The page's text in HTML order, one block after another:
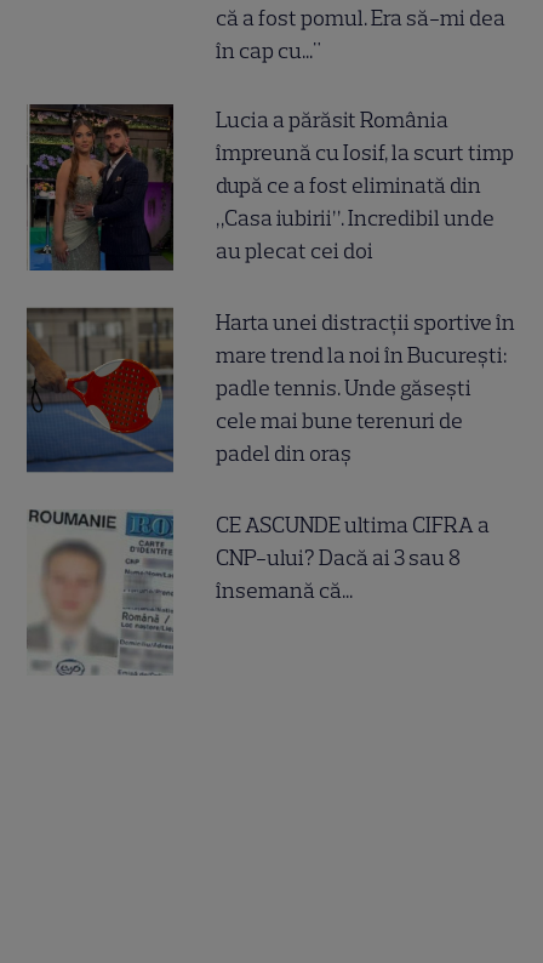
că a fost pomul. Era să-mi dea
în cap cu..."
Lucia a părăsit România
împreună cu Iosif, la scurt timp
după ce a fost eliminată din
„Casa iubirii”. Incredibil unde
au plecat cei doi
Harta unei distracții sportive în
mare trend la noi în București:
padle tennis. Unde găsești
cele mai bune terenuri de
padel din oraș
CE ASCUNDE ultima CIFRA a
CNP-ului? Dacă ai 3 sau 8
însemană că...